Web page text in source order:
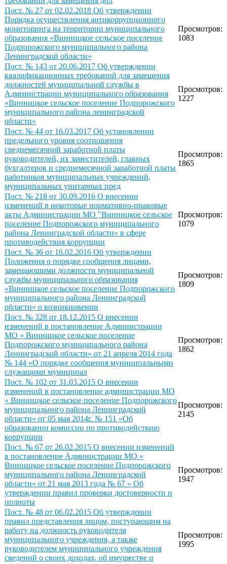
Пост. № 27 от 02.02.2018 Об утверждении
Порядка осуществления антикоррупционного
мониторинга на территории муниципального
образования «Винницкое сельское поселение
Подпорожского муниципального района
Ленинградской области»
Просмотров:
1083
Пост. № 143 от 20.06.2017 Об утверждении
квалификационных требований для замещения
должностей муниципальной службы в
Администрации муниципального образования
«Винницкое сельское поселение Подпорожского
муниципального района ленинградской
области»
Просмотров:
1227
Пост. № 44 от 16.03.2017 Об установлении
предельного уровня соотношения
среднемесячной заработной платы
руководителей, их заместителей, главных
бухгалтеров и среднемесячной заработной платы
работников муниципальных учреждений,
муниципальных унитарных пред
Просмотров:
1865
Пост. № 218 от 30.09.2016 О внесении
изменений в некоторые нормативно-правовые
акты Администрации МО "Винницкое сельское
поселение Подпорожского муниципального
района Ленинградской области» в сфере
противодействия коррупции
Просмотров:
1079
Пост. № 36 от 16.02.2016 Об утверждении
Положения о порядке сообщения лицами,
замещающими должности муниципальной
службы муниципального образования
«Винницкое сельское поселение Подпорожского
муниципального района Ленинградской
области» о возникновении
Просмотров:
1809
Пост. № 328 от 18.12.2015 О внесении
изменений в постановление Администрации
МО « Винницкое сельское поселение
Подпорожского муниципального района
Ленинградской области» от 21 апреля 2014 года
№ 144 «О порядке сообщения муниципальными
служащими муниципал
Просмотров:
1862
Пост. № 102 от 31.03.2015 О внесении
изменений в постановление администрации МО
« Винницкое сельское поселение Подпорожского
муниципального района Ленинградской
области» от 05 мая 2014г. № 151 «Об
образовании комиссии по противодействию
коррупции
Просмотров:
2145
Пост. № 67 от 26.02.2015 О внесении изменений
в постановление Администрации МО «
Винницкое сельское поселение Подпорожского
муниципального района Ленинградской
области» от 21 мая 2013 года № 67 « Об
утверждении правил проверки достоверности и
полноты
Просмотров:
1947
Пост. № 48 от 06.02.2015 Об утверждении
правил представления лицом, поступающим на
работу на должность руководителя
муниципального учреждения, а также
руководителем муниципального учреждения
сведений о своих доходах, об имуществе и
Просмотров:
1995